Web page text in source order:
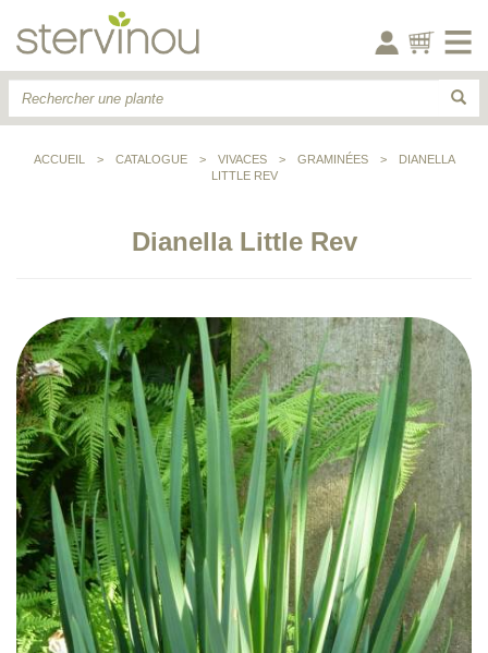
ACCUEIL > CATALOGUE > VIVACES > GRAMINÉES >
DIANELLA
LITTLE REV
Dianella Little Rev